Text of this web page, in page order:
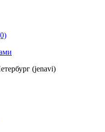
(jenavi)